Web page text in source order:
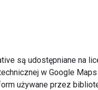
są udostępniane na
w Google
używane przez